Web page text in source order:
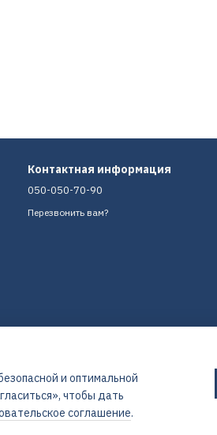
Контактная информация
050-050-70-90
Перезвонить вам?
и оптимальной
чтобы дать
соглашение.